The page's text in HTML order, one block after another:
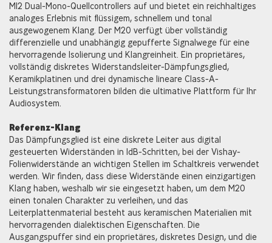
M12 Dual-Mono-Quellcontrollers auf und bietet ein reichhaltiges
analoges Erlebnis mit flüssigem, schnellem und tonal
ausgewogenem Klang. Der M20 verfügt über vollständig
differenzielle und unabhängig gepufferte Signalwege für eine
hervorragende Isolierung und Klangreinheit. Ein proprietäres,
vollständig diskretes Widerstandsleiter-Dämpfungsglied,
Keramikplatinen und drei dynamische lineare Class-A-
Leistungstransformatoren bilden die ultimative Plattform für Ihr
Audiosystem.
Referenz-Klang
Das Dämpfungsglied ist eine diskrete Leiter aus digital
gesteuerten Widerständen in 1dB-Schritten, bei der Vishay-
Folienwiderstände an wichtigen Stellen im Schaltkreis verwendet
werden. Wir finden, dass diese Widerstände einen einzigartigen
Klang haben, weshalb wir sie eingesetzt haben, um dem M20
einen tonalen Charakter zu verleihen, und das
Leiterplattenmaterial besteht aus keramischen Materialien mit
hervorragenden dialektischen Eigenschaften. Die
Ausgangspuffer sind ein proprietäres, diskretes Design, und die